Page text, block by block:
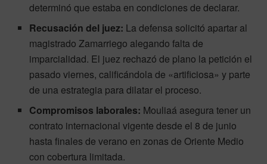
determinó que estaba en condiciones de declarar.
Recusación del juez: La defensa solicitó apartar al
magistrado Zamarriego alegando falta de
imparcialidad. El juez rechazó de plano la petición el
pasado viernes, calificándola de «artificiosa» y parte
de una estrategia para dilatar el proceso.
Compromisos laborales: Mouliaá asegura tener un
contrato internacional vigente desde el 8 de junio
hasta finales de verano en zonas de Oriente Medio
con cobertura limitada.